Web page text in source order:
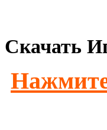
Скачать
Нажмите